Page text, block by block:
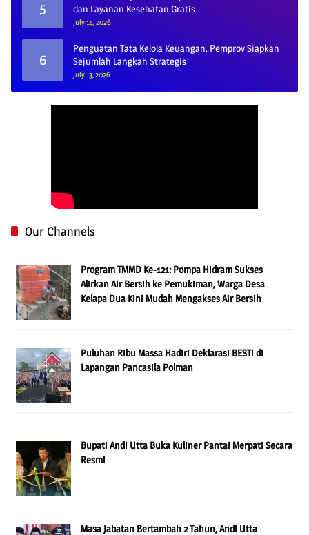
5
dan Layanan Kesehatan Gratis
July 14, 2026
6
Penguatan Tata Kelola Keuangan, Pemprov Siapkan
Sejumlah Langkah Strategis
July 13, 2026
Our Channels
Program TMMD Ke-121: Pompa Hidram Sukses
Alirkan Air Bersih ke Pemukiman, Warga Desa
Kelapa Dua Kini Mudah Mengakses Air Bersih
Puluhan Ribu Massa Hadiri Deklarasi BESTi di
Lapangan Pancasila Polman
Bupati Andi Utta Buka Kuliner Pantai Merpati Secara
Resmi
Masa Jabatan Bertambah 2 Tahun, Andi Utta